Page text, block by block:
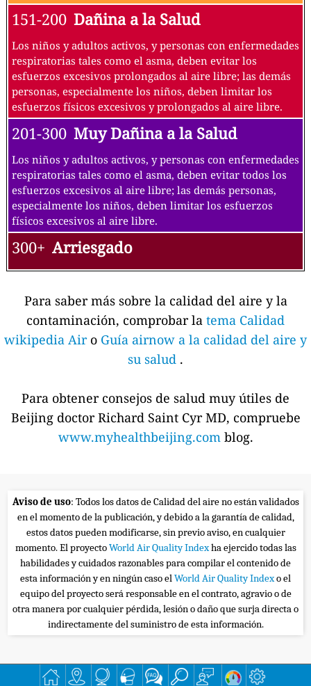
151-200 Dañina a la Salud
Los niños y adultos activos, y personas con enfermedades
respiratorias tales como el asma, deben evitar los
esfuerzos excesivos prolongados al aire libre; las demás
personas, especialmente los niños, deben limitar los
esfuerzos físicos excesivos y prolongados al aire libre.
201-300 Muy Dañina a la Salud
Los niños y adultos activos, y personas con enfermedades
respiratorias tales como el asma, deben evitar todos los
esfuerzos excesivos al aire libre; las demás personas,
especialmente los niños, deben limitar los esfuerzos
físicos excesivos al aire libre.
300+ Arriesgado
Para saber más sobre la calidad del aire y la
contaminación, comprobar la tema Calidad
wikipedia Air o Guía airnow a la calidad del aire y
su salud .
Para obtener consejos de salud muy útiles de
Beijing doctor Richard Saint Cyr MD, compruebe
www.myhealthbeijing.com blog.
Aviso de uso: Todos los datos de Calidad del aire no están validados
en el momento de la publicación, y debido a la garantía de calidad,
estos datos pueden modificarse, sin previo aviso, en cualquier
momento. El proyectoWorld Air Quality Indexha ejercido todas las
habilidades y cuidados razonables para compilar el contenido de
esta información y en ningún caso elWorld Air Quality Indexo el
equipo del proyecto será responsable en el contrato, agravio o de
otra manera por cualquier pérdida, lesión o daño que surja directa o
indirectamente del suministro de esta información.